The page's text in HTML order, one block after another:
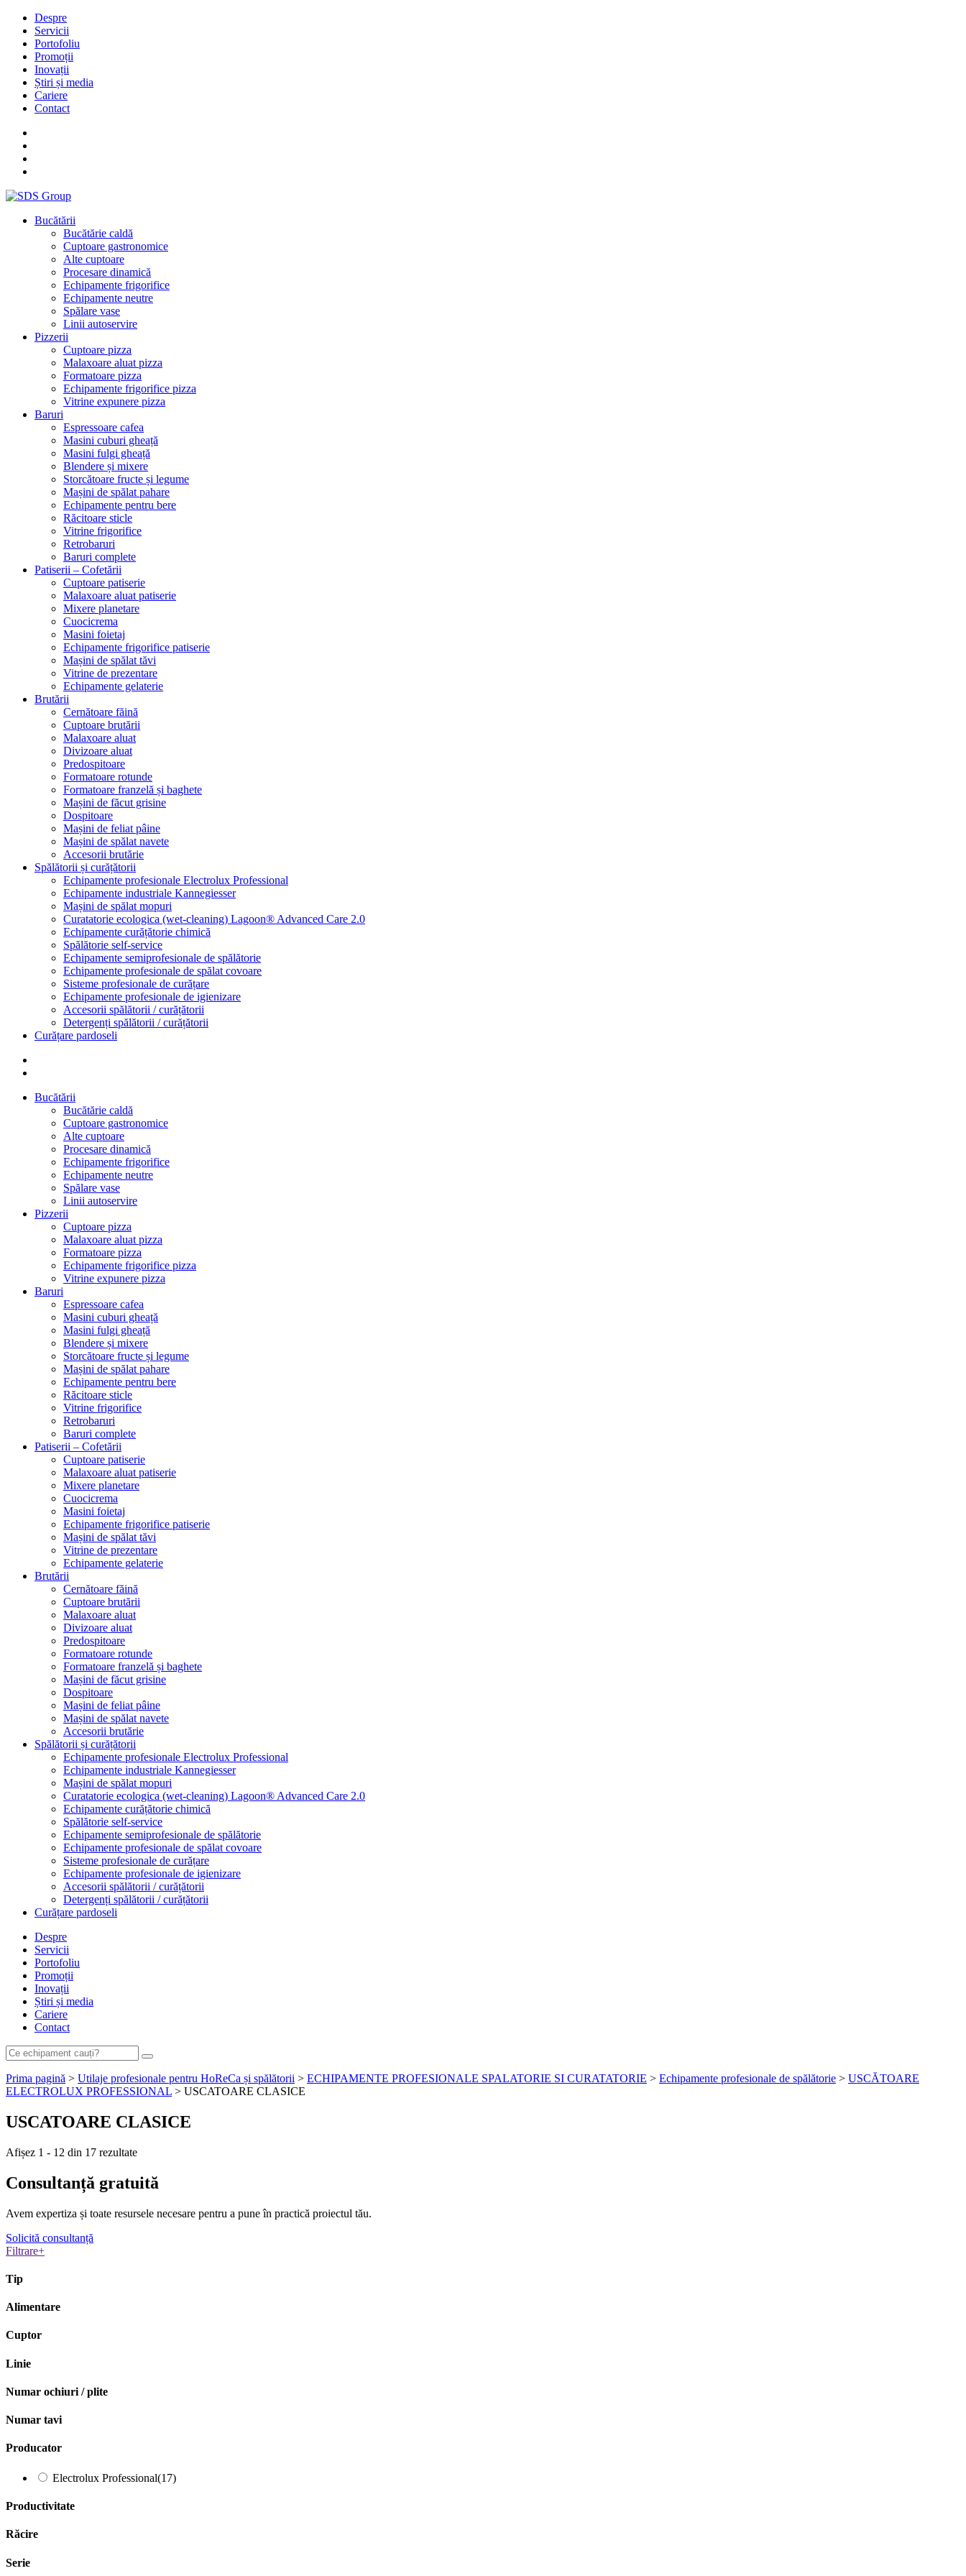
Despre
Servicii
Portofoliu
Promoții
Inovații
Știri și media
Cariere
Contact
Bucătării
Bucătărie caldă
Cuptoare gastronomice
Alte cuptoare
Procesare dinamică
Echipamente frigorifice
Echipamente neutre
Spălare vase
Linii autoservire
Pizzerii
Cuptoare pizza
Malaxoare aluat pizza
Formatoare pizza
Echipamente frigorifice pizza
Vitrine expunere pizza
Baruri
Espressoare cafea
Masini cuburi gheață
Masini fulgi gheață
Blendere și mixere
Storcătoare fructe și legume
Mașini de spălat pahare
Echipamente pentru bere
Răcitoare sticle
Vitrine frigorifice
Retrobaruri
Baruri complete
Patiserii – Cofetării
Cuptoare patiserie
Malaxoare aluat patiserie
Mixere planetare
Cuocicrema
Masini foietaj
Echipamente frigorifice patiserie
Mașini de spălat tăvi
Vitrine de prezentare
Echipamente gelaterie
Brutării
Cernătoare făină
Cuptoare brutării
Malaxoare aluat
Divizoare aluat
Predospitoare
Formatoare rotunde
Formatoare franzelă și baghete
Mașini de făcut grisine
Dospitoare
Mașini de feliat pâine
Mașini de spălat navete
Accesorii brutărie
Spălătorii și curățătorii
Echipamente profesionale Electrolux Professional
Echipamente industriale Kannegiesser
Mașini de spălat mopuri
Curatatorie ecologica (wet-cleaning) Lagoon® Advanced Care 2.0
Echipamente curățătorie chimică
Spălătorie self-service
Echipamente semiprofesionale de spălătorie
Echipamente profesionale de spălat covoare
Sisteme profesionale de curățare
Echipamente profesionale de igienizare
Accesorii spălătorii / curățătorii
Detergenți spălătorii / curățătorii
Curățare pardoseli
Bucătării
Bucătărie caldă
Cuptoare gastronomice
Alte cuptoare
Procesare dinamică
Echipamente frigorifice
Echipamente neutre
Spălare vase
Linii autoservire
Pizzerii
Cuptoare pizza
Malaxoare aluat pizza
Formatoare pizza
Echipamente frigorifice pizza
Vitrine expunere pizza
Baruri
Espressoare cafea
Masini cuburi gheață
Masini fulgi gheață
Blendere și mixere
Storcătoare fructe și legume
Mașini de spălat pahare
Echipamente pentru bere
Răcitoare sticle
Vitrine frigorifice
Retrobaruri
Baruri complete
Patiserii – Cofetării
Cuptoare patiserie
Malaxoare aluat patiserie
Mixere planetare
Cuocicrema
Masini foietaj
Echipamente frigorifice patiserie
Mașini de spălat tăvi
Vitrine de prezentare
Echipamente gelaterie
Brutării
Cernătoare făină
Cuptoare brutării
Malaxoare aluat
Divizoare aluat
Predospitoare
Formatoare rotunde
Formatoare franzelă și baghete
Mașini de făcut grisine
Dospitoare
Mașini de feliat pâine
Mașini de spălat navete
Accesorii brutărie
Spălătorii și curățătorii
Echipamente profesionale Electrolux Professional
Echipamente industriale Kannegiesser
Mașini de spălat mopuri
Curatatorie ecologica (wet-cleaning) Lagoon® Advanced Care 2.0
Echipamente curățătorie chimică
Spălătorie self-service
Echipamente semiprofesionale de spălătorie
Echipamente profesionale de spălat covoare
Sisteme profesionale de curățare
Echipamente profesionale de igienizare
Accesorii spălătorii / curățătorii
Detergenți spălătorii / curățătorii
Curățare pardoseli
Despre
Servicii
Portofoliu
Promoții
Inovații
Știri și media
Cariere
Contact
Prima pagină > Utilaje profesionale pentru HoReCa și spălătorii > ECHIPAMENTE PROFESIONALE SPALATORIE SI CURATATORIE > Echipamente profesionale de spălătorie > USCĂTOARE
ELECTROLUX PROFESSIONAL > USCATOARE CLASICE
USCATOARE CLASICE
Afișez 1 - 12 din 17 rezultate
Consultanță gratuită
Avem expertiza și toate resursele necesare pentru a pune în practică proiectul tău.
Solicită consultanță
Filtrare+
Tip
Alimentare
Cuptor
Linie
Numar ochiuri / plite
Numar tavi
Producator
Electrolux Professional(17)
Productivitate
Răcire
Serie